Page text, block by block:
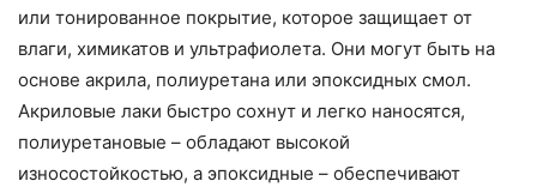
или тонированное покрытие, которое защищает от
влаги, химикатов и ультрафиолета. Они могут быть на
основе акрила, полиуретана или эпоксидных смол.
Акриловые лаки быстро сохнут и легко наносятся,
полиуретановые – обладают высокой
износостойкостью, а эпоксидные – обеспечивают